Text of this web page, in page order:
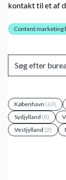
kontakt til et af
Content marketing
København (63)
Sydjylland (8)
Vestjylland (2)